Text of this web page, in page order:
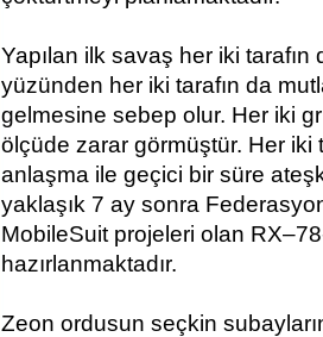
Yapılan ilk savaş her iki tarafın
yüzünden her iki tarafın da
gelmesine sebep olur. Her iki
ölçüde zarar görmüştür. Her iki
anlaşma ile geçici bir süre
yaklaşık 7 ay sonra
MobileSuit projeleri olan
hazırlanmaktadır.
Zeon ordusun seçkin